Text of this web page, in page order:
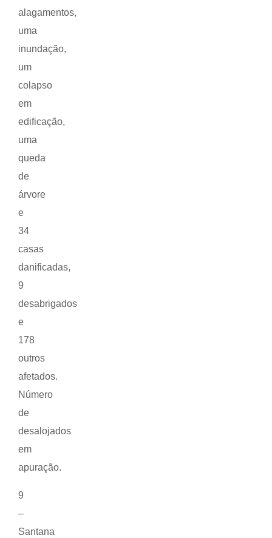
alagamentos,
uma
inundação,
um
colapso
em
edificação,
uma
queda
de
árvore
e
34
casas
danificadas,
9
desabrigados
e
178
outros
afetados.
Número
de
desalojados
em
apuração.
9
–
Santana